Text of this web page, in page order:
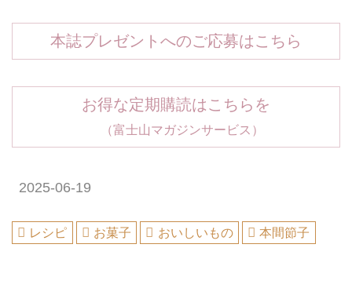
本誌プレゼントへのご応募はこちら
お得な定期購読はこちらを
（富士山マガジンサービス）
2025-06-19
レシピ お菓子 おいしいもの 本間節子